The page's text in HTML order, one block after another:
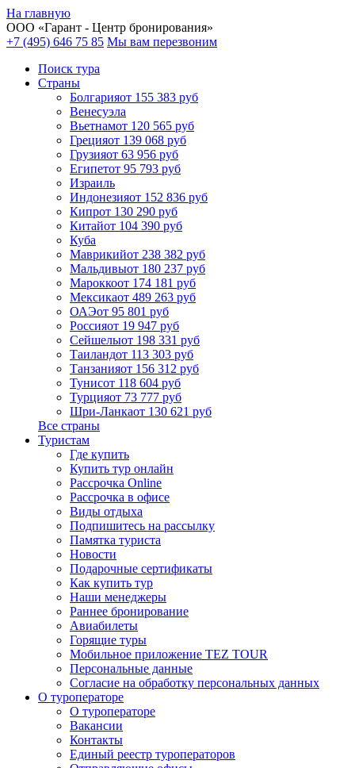
На главную
ООО «Гарант - Центр бронирования»
+7 (495) 646 75 85 Мы вам перезвоним
Поиск тура
Cтраны
Болгарияот 155 383 руб
Венесуэла
Вьетнамот 120 565 руб
Грецияот 139 068 руб
Грузияот 63 956 руб
Египетот 95 793 руб
Израиль
Индонезияот 152 836 руб
Кипрот 130 290 руб
Китайот 104 390 руб
Куба
Маврикийот 238 382 руб
Мальдивыот 180 237 руб
Мароккоот 174 181 руб
Мексикаот 489 263 руб
ОАЭот 95 801 руб
Россияот 19 947 руб
Сейшелыот 198 331 руб
Таиландот 113 303 руб
Танзанияот 156 312 руб
Тунисот 118 604 руб
Турцияот 73 777 руб
Шри-Ланкаот 130 621 руб
Все страны
Туристам
Где купить
Купить тур онлайн
Рассрочка Online
Рассрочка в офисе
Виды отдыха
Подпишитесь на рассылку
Памятка туриста
Новости
Подарочные сертификаты
Как купить тур
Наши менеджеры
Раннее бронирование
Авиабилеты
Горящие туры
Мобильное приложение TEZ TOUR
Персональные данные
Согласие на обработку персональных данных
О туроператоре
О туроператоре
Вакансии
Контакты
Единый реестр туроператоров